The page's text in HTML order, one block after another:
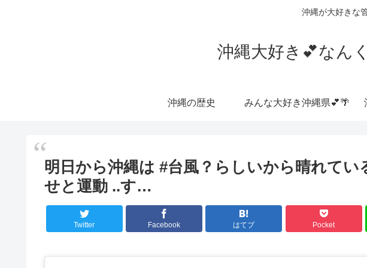
沖縄が大好きな
沖縄大好き💕なん
沖縄の歴史 みんな大好き沖縄県💕🌴
明日から沖縄は #台風？らしいから晴れてい
せと運動 ..す…
Twitter Facebook はてブ Pocket